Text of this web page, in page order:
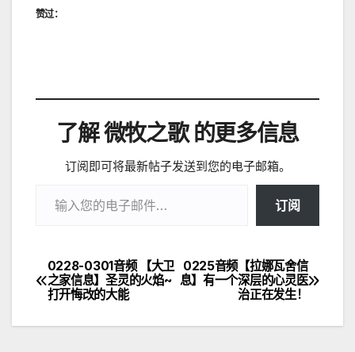
赞过：
了解 微牧之歌 的更多信息
订阅即可将最新帖子发送到您的电子邮箱。
订阅
文
章
0225音频【拉娜瓦舍信
息】有一个深层的心灵医
治正在发生！
0228-0301音频 【大卫
之家信息】圣灵的火焰~
打开悔改的大能